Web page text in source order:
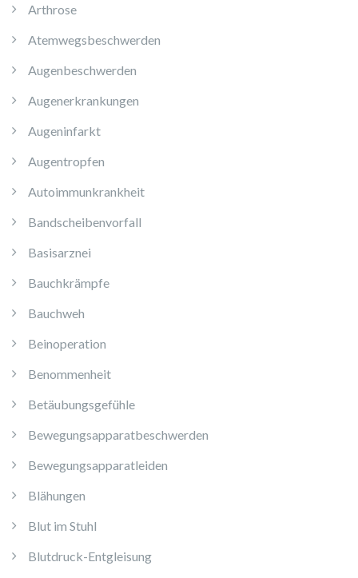
Arthrose
Atemwegsbeschwerden
Augenbeschwerden
Augenerkrankungen
Augeninfarkt
Augentropfen
Autoimmunkrankheit
Bandscheibenvorfall
Basisarznei
Bauchkrämpfe
Bauchweh
Beinoperation
Benommenheit
Betäubungsgefühle
Bewegungsapparatbeschwerden
Bewegungsapparatleiden
Blähungen
Blut im Stuhl
Blutdruck-Entgleisung